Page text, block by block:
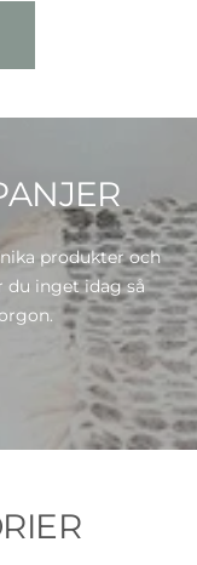
produkter och
inget idag så